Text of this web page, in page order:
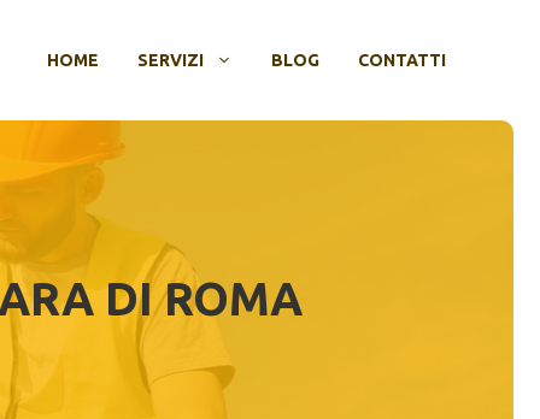
HOME SERVIZI BLOG CONTATTI
DI ROMA